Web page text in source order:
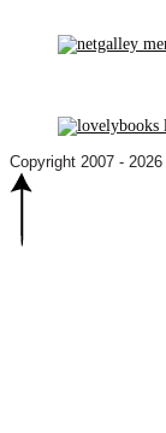
Copyright 2007 - 2026